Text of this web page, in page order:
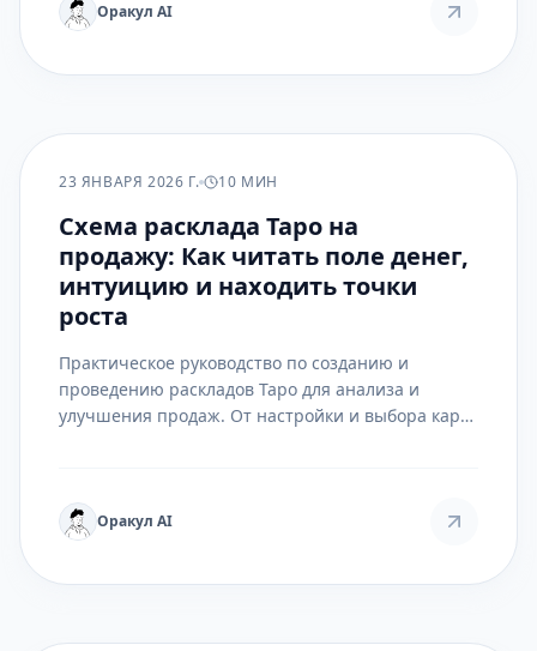
Оракул AI
ПРАКТИКА
23 ЯНВАРЯ 2026 Г. 10 МИН
Схема расклада Таро на
продажу: Как читать поле денег,
интуицию и находить точки
роста
Практическое руководство по созданию и
проведению раскладов Таро для анализа и
улучшения продаж. От настройки и выбора карт
Оракул AI